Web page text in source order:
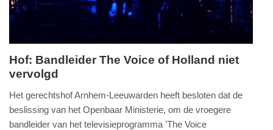
vrijdag,
Hof: Bandleider The Voice of Holland niet
vervolgd
Het gerechtshof Arnhem-Leeuwarden heeft besloten dat de
beslissing van het Openbaar Ministerie, om de vroegere
bandleider van het televisieprogramma 'The Voice